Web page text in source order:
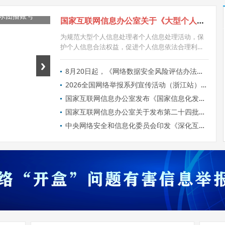
团播账号
国反网络暴力
国家互联网信息办公室关于《大型个人信息处理者个人信息保护规定（征求意见稿）》公开征求意见的通知
为规范大型个人信息处理者个人信息处理活动，保
护个人信息合法权益，促进个人信息依法合理利
8月20日起，《网络数据安全风险评估办法》正式施行！
2026全国网络举报系列宣传活动（浙江站）启动
国家互联网信息办公室发布《国家信息化发展报告（2025年）》
国家互联网信息办公室关于发布第二十四批境内区块链信息服务备案编号的公告
中央网络安全和信息化委员会印发《深化互联网协议第六版（IPv6）技术创新和融合应用实施方案（2026—2030年）》